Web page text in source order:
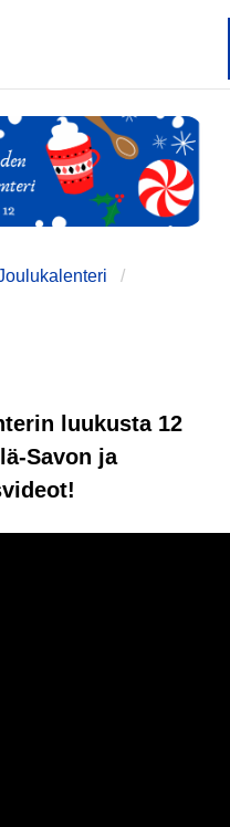
luukusta 12
Savon ja